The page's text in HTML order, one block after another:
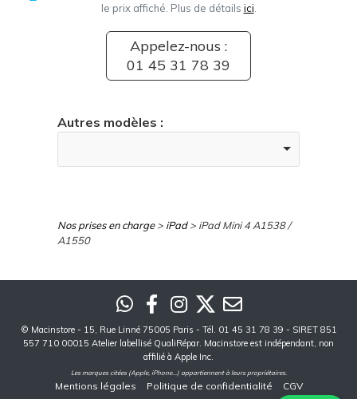
le prix affiché. Plus de détails ici
Appelez-nous :
01 45 31 78 39
Autres modèles :
Nos prises en charge> iPad> iPad Mini 4 A1538 /
A1550
© Macinstore - 15, Rue Linné 75005 Paris - Tél. 01 45 31 78 39 - SIRET 851
557 710 00015 Atelier labellisé QualiRépar. Macinstore est indépendant, non
affilié à Apple Inc.
Les marques citées (Apple, iPhone...) appartiennent à leurs propriétaires.
Mentions légales Politique de confidentialité
CGV